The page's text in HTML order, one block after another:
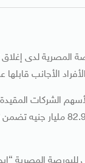
المصرية لدى
الأجانب
تعاملات كلية بلغت